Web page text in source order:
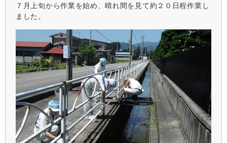
７月上旬から作業を始め、晴れ間を見て約２０日程作業し
ました。